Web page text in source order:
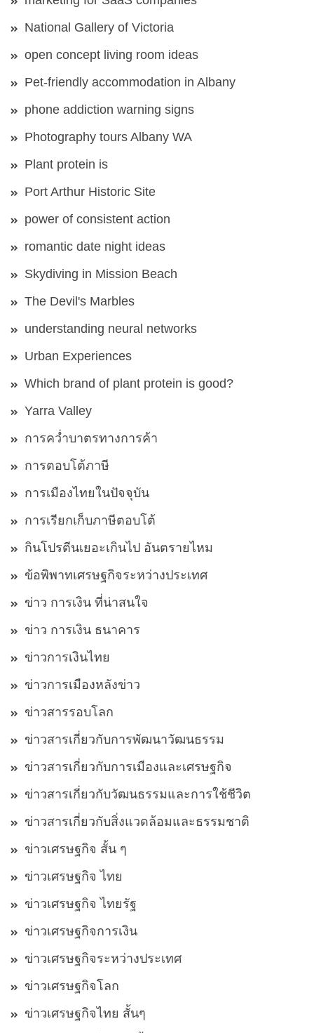
National Gallery of Victoria
open concept living room ideas
Pet-friendly accommodation in Albany
phone addiction warning signs
Photography tours Albany WA
Plant protein is
Port Arthur Historic Site
power of consistent action
romantic date night ideas
Skydiving in Mission Beach
The Devil's Marbles
understanding neural networks
Urban Experiences
Which brand of plant protein is good?
Yarra Valley
การคว่ำบาตรทางการค้า
การตอบโต้ภาษี
การเมืองไทยในปัจจุบัน
การเรียกเก็บภาษีตอบโต้
กินโปรตีนเยอะเกินไป อันตรายไหม
ข้อพิพาทเศรษฐกิจระหว่างประเทศ
ข่าว การเงิน ที่น่าสนใจ
ข่าว การเงิน ธนาคาร
ข่าวการเงินไทย
ข่าวการเมืองหลังข่าว
ข่าวสารรอบโลก
ข่าวสารเกี่ยวกับการพัฒนาวัฒนธรรม
ข่าวสารเกี่ยวกับการเมืองและเศรษฐกิจ
ข่าวสารเกี่ยวกับวัฒนธรรมและการใช้ชีวิต
ข่าวสารเกี่ยวกับสิ่งแวดล้อมและธรรมชาติ
ข่าวเศรษฐกิจ สั้น ๆ
ข่าวเศรษฐกิจ ไทย
ข่าวเศรษฐกิจ ไทยรัฐ
ข่าวเศรษฐกิจการเงิน
ข่าวเศรษฐกิจระหว่างประเทศ
ข่าวเศรษฐกิจโลก
ข่าวเศรษฐกิจไทย สั้นๆ